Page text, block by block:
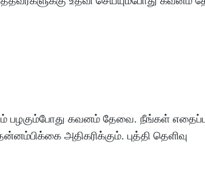
பழகும்போது கவனம் தேவை. நீங்கள்
அதிகரிக்கும். புத்தி தெளிவு